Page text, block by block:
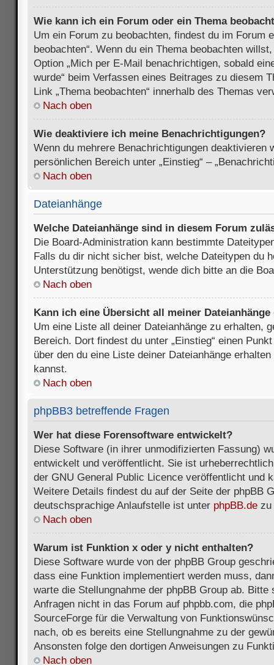
Wie kann ich ein Forum oder ein Thema
Um ein Forum zu beobachten, findest du im Forum
beobachten“. Wenn du ein Thema beobachten
Option „Mich per E-Mail benachrichtigen, sobald
wurde“ beim Verfassen eines Beitrages zu diesem
Link „Thema beobachten“ innerhalb des Themas
Nach oben
Wie deaktiviere ich meine Benachrichtigungen?
Wenn du mehrere Benachrichtigungen deaktivieren
persönlichen Bereich unter „Einstieg“ –
Nach oben
Dateianhänge
Welche Dateianhänge sind in diesem Forum
Die Board-Administration kann bestimmte
Falls du dir nicht sicher bist, welche Dateitypen du
Unterstützung benötigst, wende dich bitte an die
Nach oben
Kann ich eine Übersicht all meiner Dateianhänge
Um eine Liste all deiner Dateianhänge zu erhalten,
Bereich. Dort findest du unter „Einstieg“ einen
über den du eine Liste deiner Dateianhänge
kannst.
Nach oben
phpBB3 betreffende Fragen
Wer hat diese Forensoftware entwickelt?
Diese Software (in ihrer unmodifizierten Fassung)
entwickelt und veröffentlicht. Sie ist
der GNU General Public Licence veröffentlicht und
Weitere Details findest du auf der Seite der phpBB
deutschsprachige Anlaufstelle ist unter phpBB.de zu
Nach oben
Warum ist Funktion x oder y nicht enthalten?
Diese Software wurde von der phpBB Group
dass eine Funktion implementiert werden muss,
warte die Stellungnahme der phpBB Group ab. Bitte
Anfragen nicht in das Forum auf phpbb.com, die
SourceForge für die Verwaltung von
nach, ob es bereits eine Stellungnahme zu der
Ansonsten folge den dortigen Anweisungen zu
Nach oben